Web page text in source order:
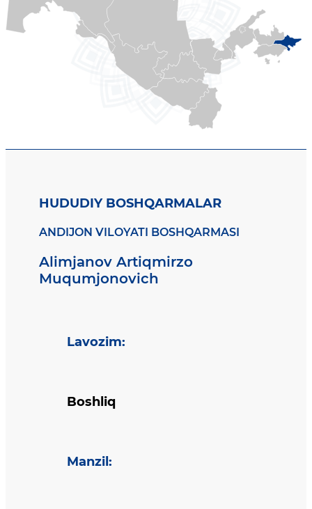
HUDUDIY BOSHQARMALAR
ANDIJON VILOYATI BOSHQARMASI
Alimjanov Artiqmirzo
Muqumjonovich
Lavozim:
Boshliq
Manzil :